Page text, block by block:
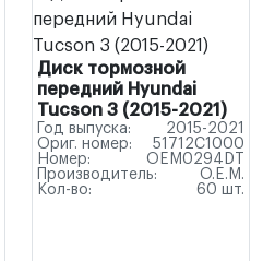
Диск тормозной
передний Hyundai
Tucson 3 (2015-2021)
Год выпуска:
2015-2021
Ориг. номер:
51712C1000
Номер:
OEM0294DT
Производитель:
O.E.M.
Кол-во:
60 шт.